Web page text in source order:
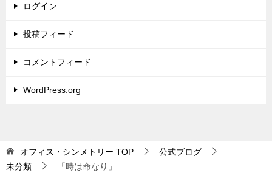
ログイン
投稿フィード
コメントフィード
WordPress.org
オフィス・シンメトリー TOP
公式ブログ
未分類
「時は命なり」